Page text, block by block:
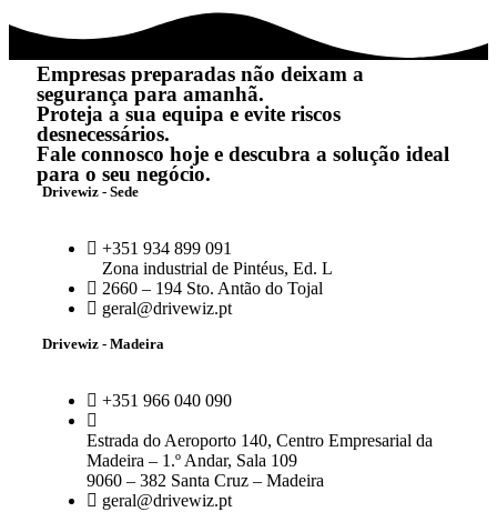
Empresas preparadas não deixam a
segurança para amanhã.
Proteja a sua equipa e evite riscos
desnecessários.
Fale connosco hoje e descubra a solução ideal
para o seu negócio.
Drivewiz - Sede
+351 934 899 091
Zona industrial de Pintéus, Ed. L
2660 – 194 Sto. Antão do Tojal
geral@drivewiz.pt
Drivewiz - Madeira
+351 966 040 090
Estrada do Aeroporto 140, Centro Empresarial da
Madeira – 1.º Andar, Sala 109
9060 – 382 Santa Cruz – Madeira
geral@drivewiz.pt